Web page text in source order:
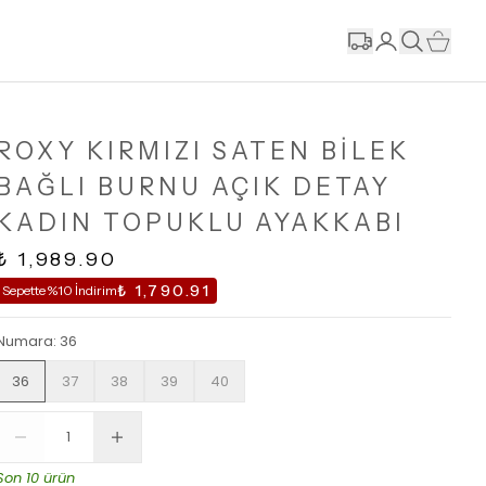
KIRMIZI SATEN BİLEK
BURNU AÇIK DETAY
TOPUKLU AYAKKABI
1,989.90
Sepette %10 İndirim₺ 1,790.91
: 36
36
37 38 39 40
10 ürün